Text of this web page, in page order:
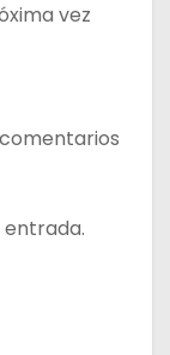
vez
entrada.